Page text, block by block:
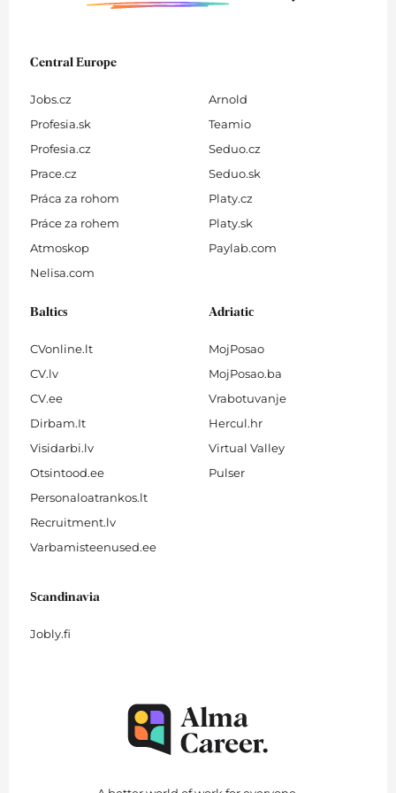
Central Europe
Jobs.cz
Profesia.sk
Profesia.cz
Prace.cz
Práca za rohom
Práce za rohem
Atmoskop
Nelisa.com
Arnold
Teamio
Seduo.cz
Seduo.sk
Platy.cz
Platy.sk
Paylab.com
Baltics
CVonline.lt
CV.lv
CV.ee
Dirbam.It
Visidarbi.lv
Otsintood.ee
Personaloatrankos.lt
Recruitment.lv
Varbamisteenused.ee
Adriatic
MojPosao
MojPosao.ba
Vrabotuvanje
Hercul.hr
Virtual Valley
Pulser
Scandinavia
Jobly.fi